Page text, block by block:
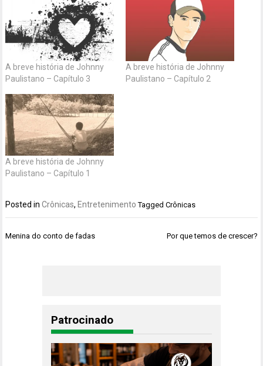
A breve história de Johnny
Paulistano – Capítulo 3
A breve história de Johnny
Paulistano – Capítulo 2
A breve história de Johnny
Paulistano – Capítulo 1
Posted inCrônicas, Entretenimento TaggedCrônicas
Navegação
Menina do conto de fadas Por que temos de crescer?
Patrocinado